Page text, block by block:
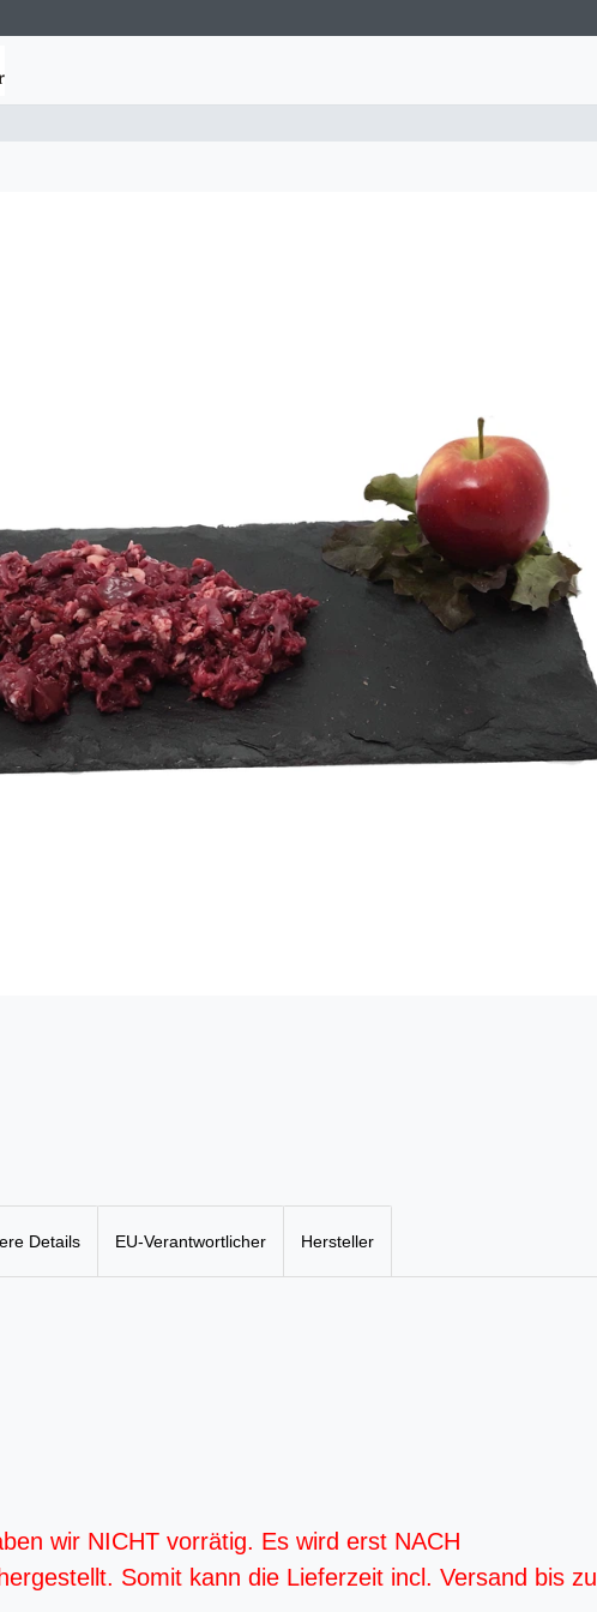
Details EU-Verantwortlicher Hersteller
wir NICHT vorrätig. Es wird erst NACH
Somit kann die Lieferzeit incl. Versand bis zu